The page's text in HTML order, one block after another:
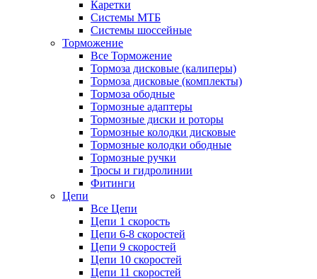
Каретки
Системы МТБ
Системы шоссейные
Торможение
Все Торможение
Тормоза дисковые (калиперы)
Тормоза дисковые (комплекты)
Тормоза ободные
Тормозные адаптеры
Тормозные диски и роторы
Тормозные колодки дисковые
Тормозные колодки ободные
Тормозные ручки
Тросы и гидролинии
Фитинги
Цепи
Все Цепи
Цепи 1 скорость
Цепи 6-8 скоростей
Цепи 9 скоростей
Цепи 10 скоростей
Цепи 11 скоростей